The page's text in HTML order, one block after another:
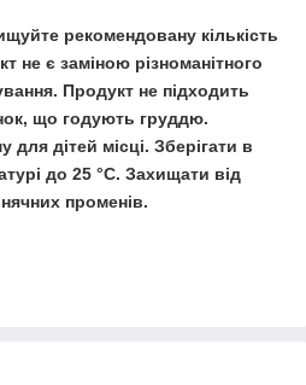
рекомендовану кількість
не є заміною різноманітного
Продукт не підходить
що годують груддю.
для дітей місці. Зберігати в
до 25 °C. Захищати від
променів.